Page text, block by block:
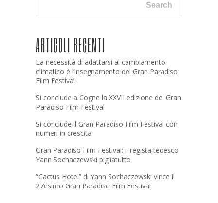
Search
ARTICOLI RECENTI
La necessità di adattarsi al cambiamento
climatico è l’insegnamento del Gran Paradiso
Film Festival
Si conclude a Cogne la XXVII edizione del Gran
Paradiso Film Festival
Si conclude il Gran Paradiso Film Festival con
numeri in crescita
Gran Paradiso Film Festival: il regista tedesco
Yann Sochaczewski pigliatutto
“Cactus Hotel” di Yann Sochaczewski vince il
27esimo Gran Paradiso Film Festival